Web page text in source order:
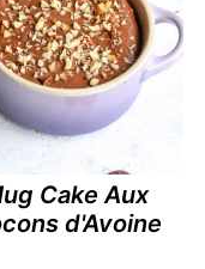
Cake Aux
d'Avoine